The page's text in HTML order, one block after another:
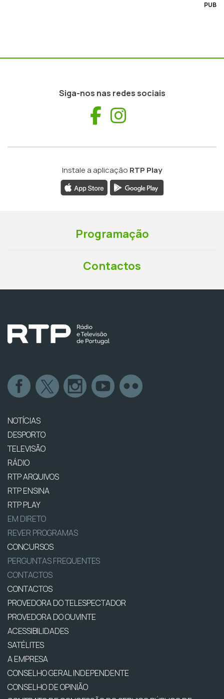
PUB
Siga-nos nas redes sociais
Facebook
Instale a aplicação RTP Play
Programação
Contactos
NOTÍCIAS
DESPORTO
TELEVISÃO
RÁDIO
RTP ARQUIVOS
RTP ENSINA
RTP PLAY
EM DIRETO
REVER PROGRAMAS
CONCURSOS
PERGUNTAS FREQUENTES
CONTACTOS
CONTACTOS
PROVEDORA DO TELESPECTADOR
PROVEDORA DO OUVINTE
ACESSIBILIDADES
SATÉLITES
A EMPRESA
CONSELHO GERAL INDEPENDENTE
CONSELHO DE OPINIÃO